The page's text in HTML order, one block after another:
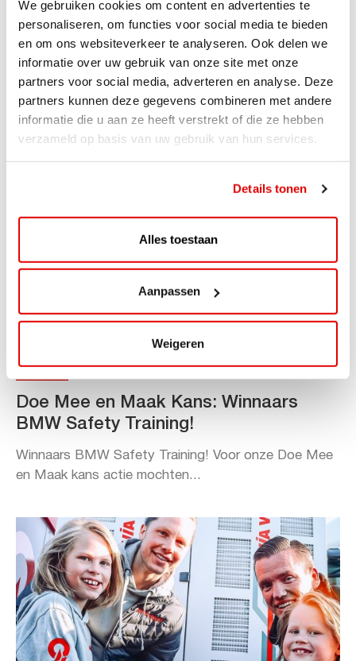
We gebruiken cookies om content en advertenties te
personaliseren, om functies voor social media te bieden
en om ons websiteverkeer te analyseren. Ook delen we
informatie over uw gebruik van onze site met onze
partners voor social media, adverteren en analyse. Deze
partners kunnen deze gegevens combineren met andere
informatie die u aan ze heeft verstrekt of die ze hebben
verzameld op basis van uw gebruik van hun services.
Details tonen
Alles toestaan
Aanpassen
Weigeren
Accijnsverlaging en teruggaaf per 1
april 2022
Accijnsverlaging en teruggaaf per 1 april 2022 Via de
brancheorganisatie Nové hebben wij...
NIEUWS
Doe Mee en Maak Kans: Winnaars
BMW Safety Training!
Winnaars BMW Safety Training! Voor onze Doe Mee
en Maak kans actie mochten...